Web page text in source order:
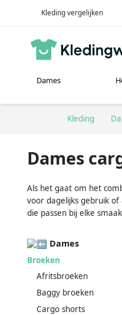
Kleding vergelijken
Dames
Kleding
Dames
Als het gaat om het
voor dagelijks gebruik
die passen bij elke
Dames
Broeken
Afritsbroeken
Baggy broeken
Cargo shorts